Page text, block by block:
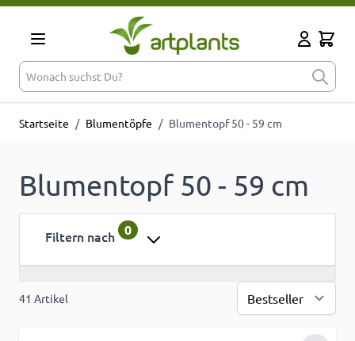
Zum Inhalt springen
Cart
Startseite / Blumentöpfe / Blumentopf 50 - 59 cm
Blumentopf 50 - 59 cm
Filtern nach 0
41 Artikel